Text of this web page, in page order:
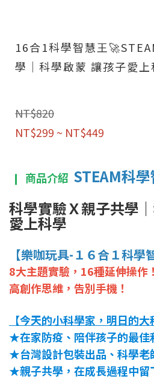
16合1科學智慧王
學｜科學啟蒙 讓孩子愛上
NT$820
NT$299 ~ NT$449
❙ 商品介紹 STEAM科
科學實驗Ｘ親子共學
愛上科學
【樂咖玩具-１６合１科學
8大主題實驗，16種延伸操作！
高創作思維，告別手機！
【今天的小科學家，明日的大
★在家防疫、陪伴孩子的最佳
★台灣設計包裝出品、科學老
★親子共學，在成長過程中留